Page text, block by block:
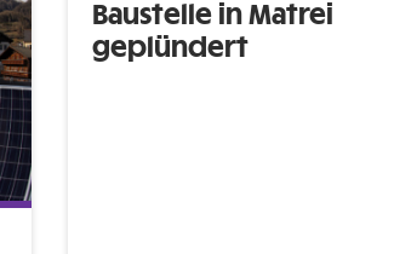
Baustelle in Matrei
geplündert